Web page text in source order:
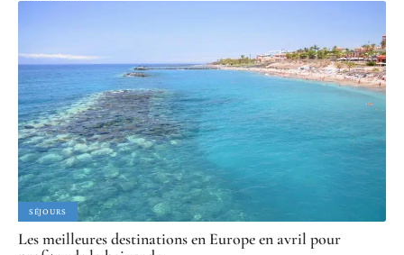
SÉJOURS
Les meilleures destinations en Europe en avril pour